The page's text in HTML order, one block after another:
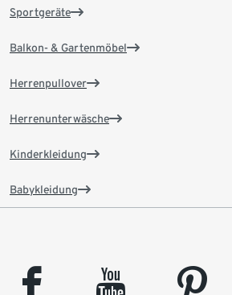
Sportgeräte
Balkon- & Gartenmöbel
Herrenpullover
Herrenunterwäsche
Kinderkleidung
Babykleidung
facebook youtube pinterest